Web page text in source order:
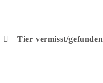
Tier vermisst/gefunden